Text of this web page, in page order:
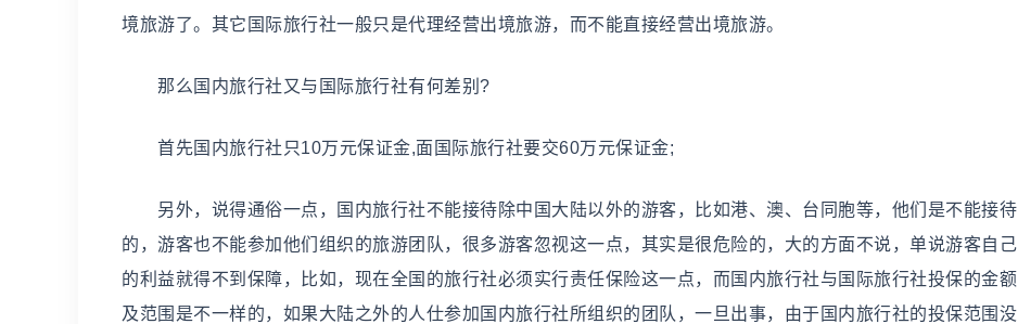
境旅游了。其它国际旅行社一般只是代理经营出境旅游，而不能直接经营出境旅游。
那么国内旅行社又与国际旅行社有何差别?
首先国内旅行社只10万元保证金,面国际旅行社要交60万元保证金;
另外，说得通俗一点，国内旅行社不能接待除中国大陆以外的游客，比如港、澳、台同胞等，他们是不能接待
的，游客也不能参加他们组织的旅游团队，很多游客忽视这一点，其实是很危险的，大的方面不说，单说游客自己
的利益就得不到保障，比如，现在全国的旅行社必须实行责任保险这一点，而国内旅行社与国际旅行社投保的金额
及范围是不一样的，如果大陆之外的人仕参加国内旅行社所组织的团队，一旦出事，由于国内旅行社的投保范围没